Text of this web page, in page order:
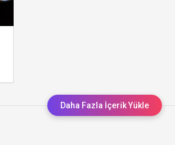
Daha Fazla İçerik Yükle